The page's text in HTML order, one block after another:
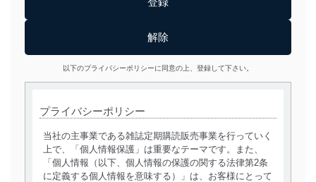
以下のプライバシーポリシーに同意の上、登録して下さい。
プライバシーポリシー
当社の主事業である雑誌定期購読販売事業を行っていく
上で、「個人情報保護」は重要なテーマです。また、
「個人情報（以下、個人情報の保護の関する法律第2条
に定義する個人情報を意味する）」は、お客様にとって